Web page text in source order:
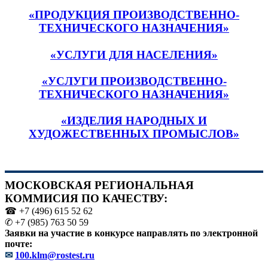
«ПРОДУКЦИЯ ПРОИЗВОДСТВЕННО-
ТЕХНИЧЕСКОГО НАЗНАЧЕНИЯ»
«УСЛУГИ ДЛЯ НАСЕЛЕНИЯ»
«УСЛУГИ ПРОИЗВОДСТВЕННО-
ТЕХНИЧЕСКОГО НАЗНАЧЕНИЯ»
«ИЗДЕЛИЯ НАРОДНЫХ И
ХУДОЖЕСТВЕННЫХ ПРОМЫСЛОВ»
МОСКОВСКАЯ РЕГИОНАЛЬНАЯ
КОММИСИЯ ПО КАЧЕСТВУ:
☎ +7 (496) 615 52 62
✆ +7 (985) 763 50 59
Заявки на участие в конкурсе направлять по электронной
почте:
✉ 100.klm@rostest.ru